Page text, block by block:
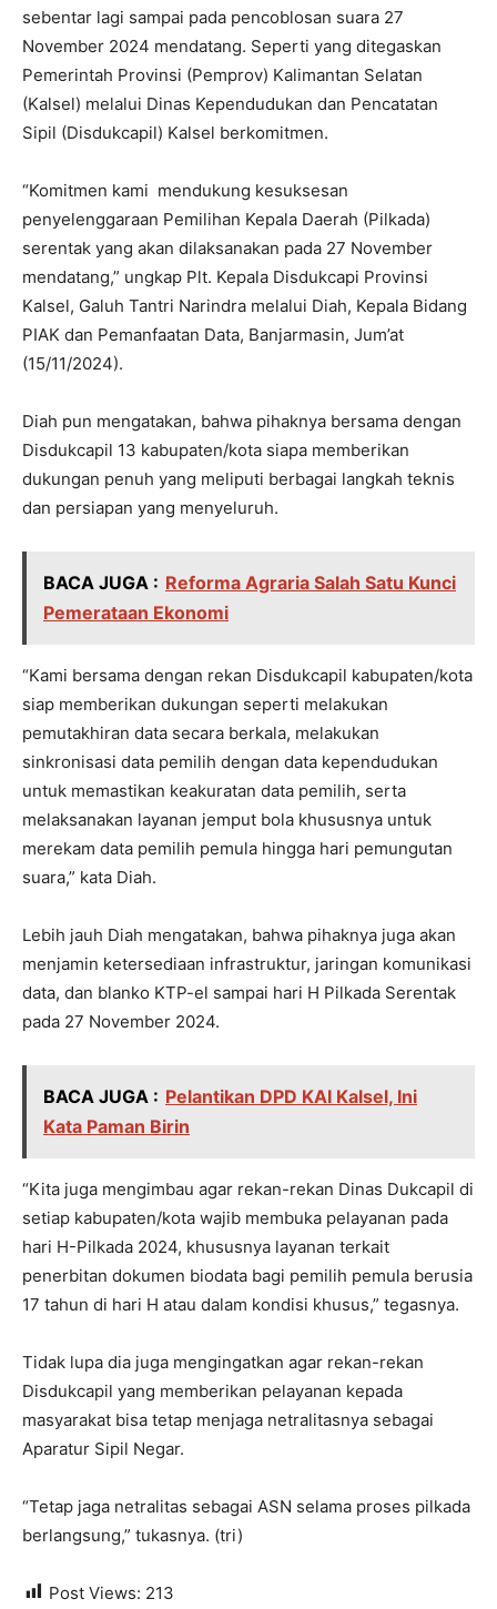
sebentar lagi sampai pada pencoblosan suara 27
November 2024 mendatang. Seperti yang ditegaskan
Pemerintah Provinsi (Pemprov) Kalimantan Selatan
(Kalsel) melalui Dinas Kependudukan dan Pencatatan
Sipil (Disdukcapil) Kalsel berkomitmen.
“Komitmen kami mendukung kesuksesan
penyelenggaraan Pemilihan Kepala Daerah (Pilkada)
serentak yang akan dilaksanakan pada 27 November
mendatang,” ungkap Plt. Kepala Disdukcapi Provinsi
Kalsel, Galuh Tantri Narindra melalui Diah, Kepala Bidang
PIAK dan Pemanfaatan Data, Banjarmasin, Jum’at
(15/11/2024).
Diah pun mengatakan, bahwa pihaknya bersama dengan
Disdukcapil 13 kabupaten/kota siapa memberikan
dukungan penuh yang meliputi berbagai langkah teknis
dan persiapan yang menyeluruh.
BACA JUGA : Reforma Agraria Salah Satu Kunci
Pemerataan Ekonomi
“Kami bersama dengan rekan Disdukcapil kabupaten/kota
siap memberikan dukungan seperti melakukan
pemutakhiran data secara berkala, melakukan
sinkronisasi data pemilih dengan data kependudukan
untuk memastikan keakuratan data pemilih, serta
melaksanakan layanan jemput bola khususnya untuk
merekam data pemilih pemula hingga hari pemungutan
suara,” kata Diah.
Lebih jauh Diah mengatakan, bahwa pihaknya juga akan
menjamin ketersediaan infrastruktur, jaringan komunikasi
data, dan blanko KTP-el sampai hari H Pilkada Serentak
pada 27 November 2024.
BACA JUGA : Pelantikan DPD KAI Kalsel, Ini
Kata Paman Birin
“Kita juga mengimbau agar rekan-rekan Dinas Dukcapil di
setiap kabupaten/kota wajib membuka pelayanan pada
hari H-Pilkada 2024, khususnya layanan terkait
penerbitan dokumen biodata bagi pemilih pemula berusia
17 tahun di hari H atau dalam kondisi khusus,” tegasnya.
Tidak lupa dia juga mengingatkan agar rekan-rekan
Disdukcapil yang memberikan pelayanan kepada
masyarakat bisa tetap menjaga netralitasnya sebagai
Aparatur Sipil Negar.
“Tetap jaga netralitas sebagai ASN selama proses pilkada
berlangsung,” tukasnya. (tri)
Post Views: 213